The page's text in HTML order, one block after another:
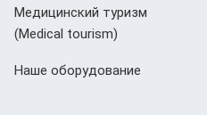
Медицинский туризм
(Мedical tourism)
Наше оборудование